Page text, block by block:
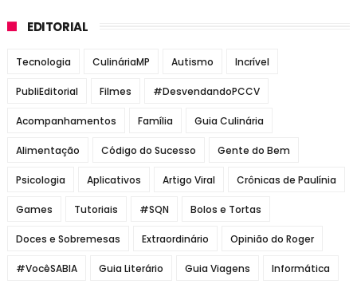
EDITORIAL
Tecnologia CulináriaMP Autismo Incrível
PubliEditorial Filmes #DesvendandoPCCV
Acompanhamentos Família Guia Culinária
Alimentação Código do Sucesso Gente do Bem
Psicologia Aplicativos Artigo Viral Crônicas de Paulínia
Games Tutoriais #SQN Bolos e Tortas
Doces e Sobremesas Extraordinário Opinião do Roger
#VocêSABIA Guia Literário Guia Viagens Informática